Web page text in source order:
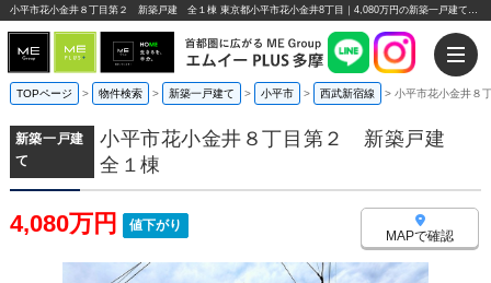
小平市花小金井８丁目第２ 新築戸建 全１棟 東京都小平市花小金井8丁目｜4,080万円の新築一戸建て｜エムイーPLUS多摩
TOPページ > 物件検索 > 新築一戸建て > 小平市 > 西武新宿線 > 小平市花小金井
新築一戸建
て
小平市花小金井８丁目第２ 新築戸建
全１棟
4,080万円 値下がり
MAPで確認